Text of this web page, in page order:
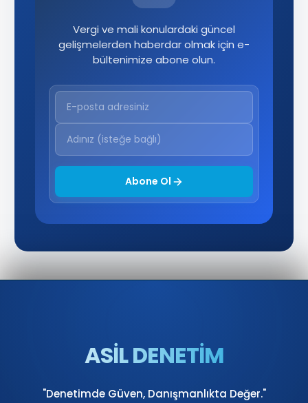
Vergi ve mali konulardaki güncel
gelişmelerden haberdar olmak için e-
bültenimize abone olun.
Abone Ol
ASİL DENETİM
"Denetimde Güven, Danışmanlıkta Değer."